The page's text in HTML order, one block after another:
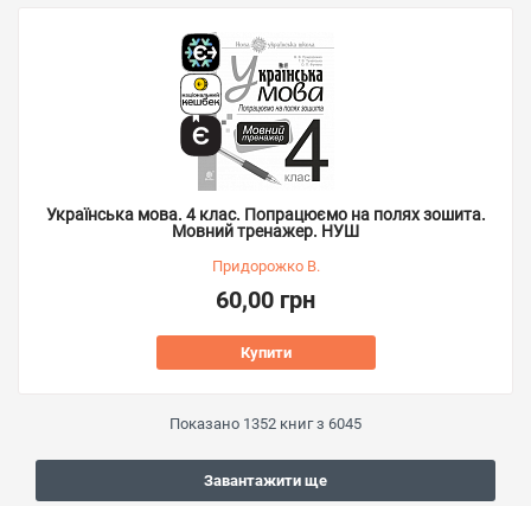
Українська мова. 4 клас. Попрацюємо на полях зошита.
Мовний тренажер. НУШ
Придорожко В.
60,00 грн
Купити
Показано 1352 книг з 6045
Завантажити ще